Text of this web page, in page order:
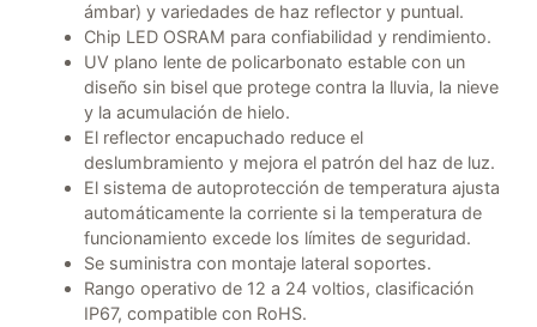
ámbar) y variedades de haz reflector y puntual.
Chip LED OSRAM para confiabilidad y rendimiento.
UV plano lente de policarbonato estable con un
diseño sin bisel que protege contra la lluvia, la nieve
y la acumulación de hielo.
El reflector encapuchado reduce el
deslumbramiento y mejora el patrón del haz de luz.
El sistema de autoprotección de temperatura ajusta
automáticamente la corriente si la temperatura de
funcionamiento excede los límites de seguridad.
Se suministra con montaje lateral soportes.
Rango operativo de 12 a 24 voltios, clasificación
IP67, compatible con RoHS.